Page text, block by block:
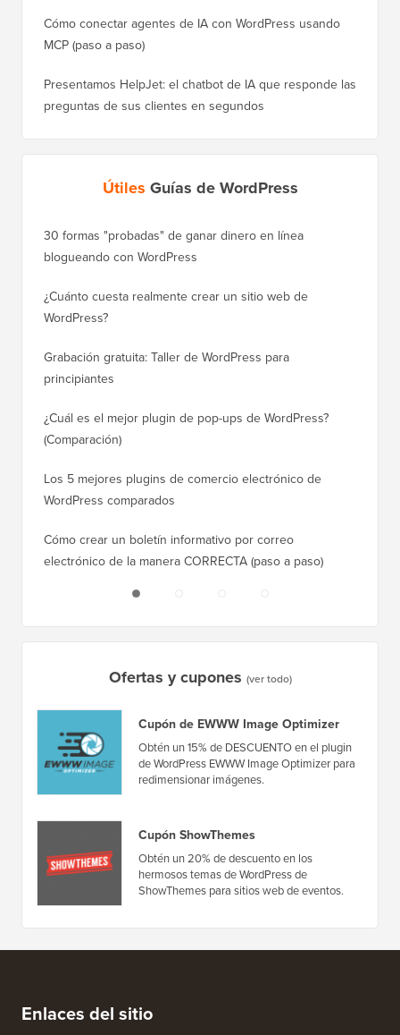
Cómo conectar agentes de IA con WordPress usando
MCP (paso a paso)
Presentamos HelpJet: el chatbot de IA que responde las
preguntas de sus clientes en segundos
Útiles Guías de WordPress
30 formas "probadas" de ganar dinero en línea
blogueando con WordPress
¿Cuánto cuesta realmente crear un sitio web de
WordPress?
Grabación gratuita: Taller de WordPress para
principiantes
¿Cuál es el mejor plugin de pop-ups de WordPress?
(Comparación)
Los 5 mejores plugins de comercio electrónico de
WordPress comparados
Cómo crear un boletín informativo por correo
electrónico de la manera CORRECTA (paso a paso)
Ofertas y cupones (ver todo)
Cupón de EWWW Image Optimizer
Obtén un 15% de DESCUENTO en el plugin
de WordPress EWWW Image Optimizer para
redimensionar imágenes.
Cupón ShowThemes
Obtén un 20% de descuento en los
hermosos temas de WordPress de
ShowThemes para sitios web de eventos.
Enlaces del sitio